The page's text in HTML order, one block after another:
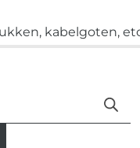
kabelgoten,